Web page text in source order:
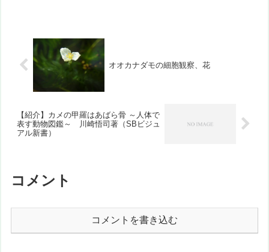
オオカナダモの細胞観察、花
【紹介】カメの甲羅はあばら骨 ～人体で
表す動物図鑑～ 川崎悟司著（SBビジュ
アル新書）
コメント
コメントを書き込む